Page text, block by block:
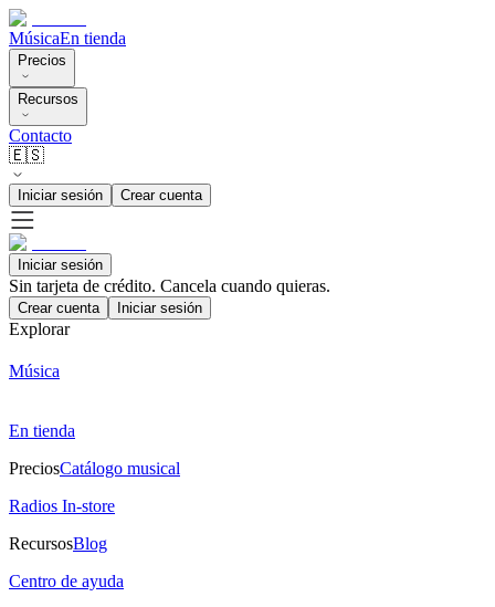
MúsicaEn tienda
Precios
Recursos
Contacto
🇪🇸
Iniciar sesión Crear cuenta
Iniciar sesión
Sin tarjeta de crédito. Cancela cuando quieras.
Crear cuenta Iniciar sesión
Explorar
Música
En tienda
PreciosCatálogo musical
Radios In-store
RecursosBlog
Centro de ayuda